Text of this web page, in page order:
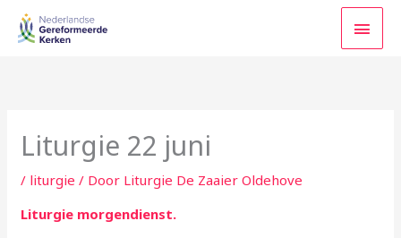
naar
Liturgie 22 juni
/ liturgie / Door Liturgie De Zaaier Oldehove
Liturgie morgendienst.